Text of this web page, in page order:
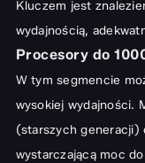
Kluczem jest
wydajnością,
Procesory do
W tym segmencie
wysokiej wydajności.
(starszych generacji)
wystarczającą moc